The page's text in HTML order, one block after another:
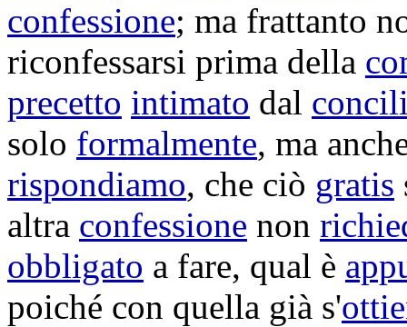
confessione; ma frattanto
riconfessarsi prima della
precetto intimato dal
solo formalmente, ma
rispondiamo, che ciò gratis
altra confessione non
obbligato a fare, qual è
poiché con quella già s'